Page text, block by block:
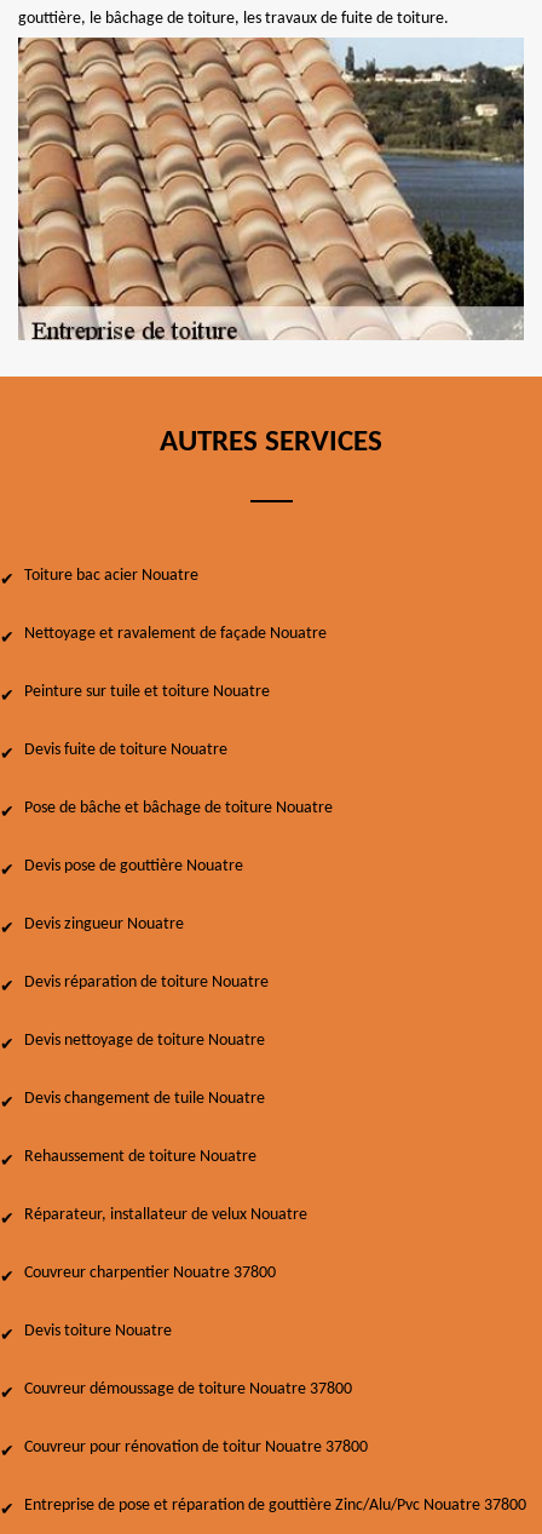
gouttière, le bâchage de toiture, les travaux de fuite de toiture.
AUTRES SERVICES
Toiture bac acier Nouatre
Nettoyage et ravalement de façade Nouatre
Peinture sur tuile et toiture Nouatre
Devis fuite de toiture Nouatre
Pose de bâche et bâchage de toiture Nouatre
Devis pose de gouttière Nouatre
Devis zingueur Nouatre
Devis réparation de toiture Nouatre
Devis nettoyage de toiture Nouatre
Devis changement de tuile Nouatre
Rehaussement de toiture Nouatre
Réparateur, installateur de velux Nouatre
Couvreur charpentier Nouatre 37800
Devis toiture Nouatre
Couvreur démoussage de toiture Nouatre 37800
Couvreur pour rénovation de toitur Nouatre 37800
Entreprise de pose et réparation de gouttière Zinc/Alu/Pvc Nouatre 37800